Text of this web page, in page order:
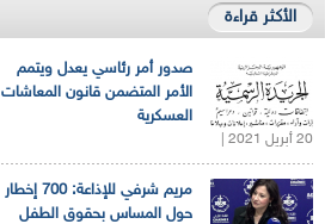
الأكثر قراءة
صدور أمر رئاسي يعدل ويتمم
الأمر المتضمن قانون المعاشات
العسكرية
20 أبريل 2021 |
مريم شرفي للإذاعة: 700 إخطار
حول المساس بحقوق الطفل